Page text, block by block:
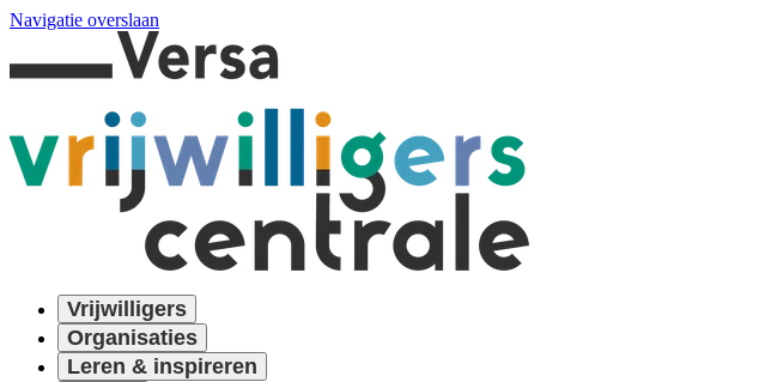
Navigatie overslaan
Vrijwilligers
Organisaties
Leren & inspireren